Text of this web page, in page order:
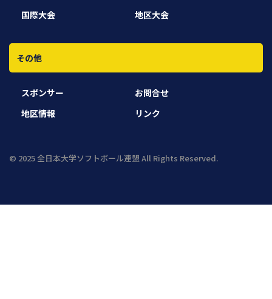
国際大会
地区大会
その他
スポンサー
お問合せ
地区情報
リンク
© 2025 全日本大学ソフトボール連盟 All Rights Reserved.